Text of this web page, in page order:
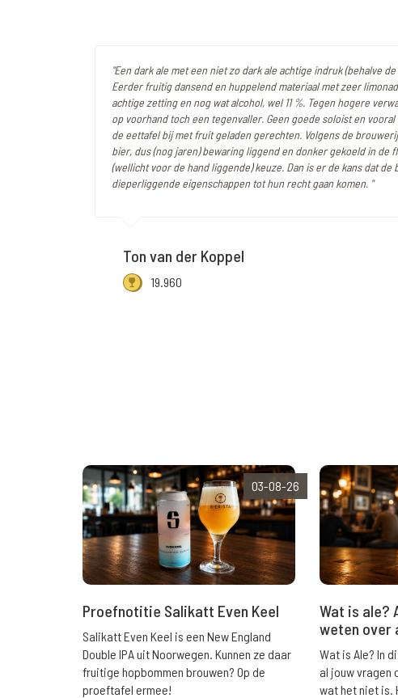
"Een dark ale met een niet zo dark ale achtige indruk (behalve
Eerder fruitig dansend en huppelend materiaal met zeer
achtige zetting en nog wat alcohol, wel 11 %. Tegen hogere
op voorhand toch een tegenvaller. Geen goede soloist en
de eettafel bij met fruit geladen gerechten. Volgens de
bier, dus (nog jaren) bewaring liggend en donker gekoeld in de
(wellicht voor de hand liggende) keuze. Dan is er de kans dat de
dieperliggende eigenschappen tot hun recht gaan komen. "
Ton van der Koppel
19.960
03-08-26
Proefnotitie Salikatt Even Keel
Salikatt Even Keel is een New England
Double IPA uit Noorwegen. Kunnen ze daar
fruitige hopbommen brouwen? Op de
proeftafel ermee!
Wat is ale?
weten over
Wat is Ale? In
al jouw vragen
wat het niet is.